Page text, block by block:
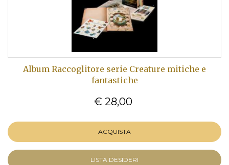
Album Raccoglitore serie Creature mitiche e
fantastiche
€ 28,00
ACQUISTA
LISTA DESIDERI